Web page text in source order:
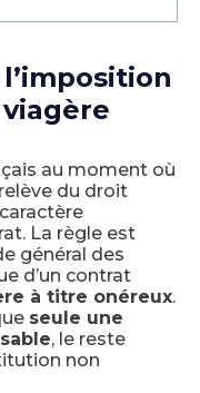
au moment où
du droit
La règle est
général des
d’un contrat
à titre onéreux.
seule une
, le reste
non